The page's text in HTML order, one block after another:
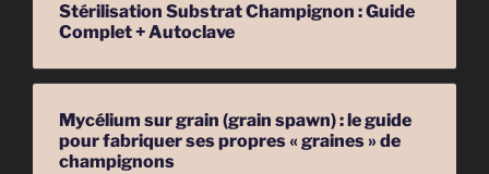
Stérilisation Substrat Champignon : Guide
Complet + Autoclave
Mycélium sur grain (grain spawn) : le guide
pour fabriquer ses propres « graines » de
champignons